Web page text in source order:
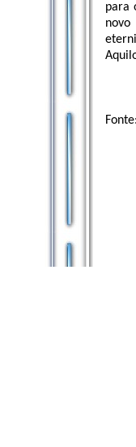
para